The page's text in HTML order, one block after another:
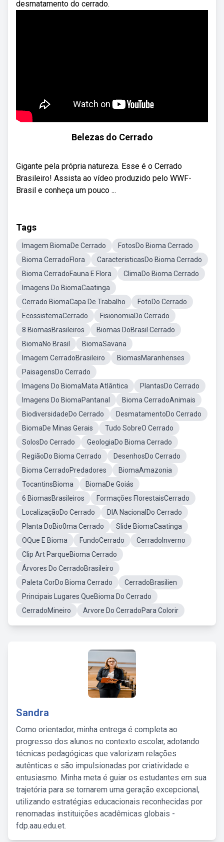
desmatamento do cerrado.
Belezas do Cerrado
Gigante pela própria natureza. Esse é o Cerrado
Brasileiro! Assista ao vídeo produzido pelo WWF-
Brasil e conheça um pouco ...
Tags
Imagem BiomaDe Cerrado
FotosDo Bioma Cerrado
Bioma CerradoFlora
CaracteristicasDo Bioma Cerrado
Bioma CerradoFauna E Flora
ClimaDo Bioma Cerrado
Imagens Do BiomaCaatinga
Cerrado BiomaCapa De Trabalho
FotoDo Cerrado
EcossistemaCerrado
FisionomiaDo Cerrado
8 BiomasBrasileiros
Biomas DoBrasil Cerrado
BiomaNo Brasil
BiomaSavana
Imagem CerradoBrasileiro
BiomasMaranhenses
PaisagensDo Cerrado
Imagens Do BiomaMata Atlântica
PlantasDo Cerrado
Imagens Do BiomaPantanal
Bioma CerradoAnimais
BiodiversidadeDo Cerrado
DesmatamentoDo Cerrado
BiomaDe Minas Gerais
Tudo SobreO Cerrado
SolosDo Cerrado
GeologiaDo Bioma Cerrado
RegiãoDo Bioma Cerrado
DesenhosDo Cerrado
Bioma CerradoPredadores
BiomaAmazonia
TocantinsBioma
BiomaDe Goiás
6 BiomasBrasileiros
Formações FlorestaisCerrado
LocalizaçãoDo Cerrado
DIA NacionalDo Cerrado
Planta DoBio0ma Cerrado
Slide BiomaCaatinga
OQue E Bioma
FundoCerrado
CerradoInverno
Clip Art ParqueBioma Cerrado
Árvores Do CerradoBrasileiro
Paleta CorDo Bioma Cerrado
CerradoBrasilien
Principais Lugares QueBioma Do Cerrado
CerradoMineiro
Arvore Do CerradoPara Colorir
Sandra
Como orientador, minha entrega é completa ao
progresso dos alunos no contexto escolar, adotando
técnicas pedagógicas que valorizam relações
autênticas e são impulsionadas por criatividade e
entusiasmo. Minha meta é guiar os estudantes em sua
trajetória para se tornarem uma geração excepcional,
utilizando estratégias educacionais reconhecidas por
renomadas instituições acadêmicas globais -
fdp.aau.edu.et.